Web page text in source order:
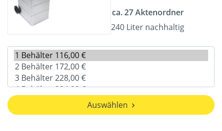
ca. 27 Aktenordner
240 Liter nachhaltig
Auswählen